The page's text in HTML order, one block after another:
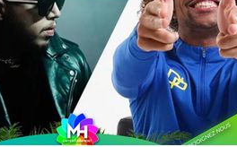
à Mylène Farmer